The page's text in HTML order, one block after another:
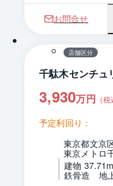
お問合せ
店舗区分
千駄木センチュ
3,930万円 （税
予定利回り：
東京都文京
東京メトロ
建物 37.71m
鉄骨造　地